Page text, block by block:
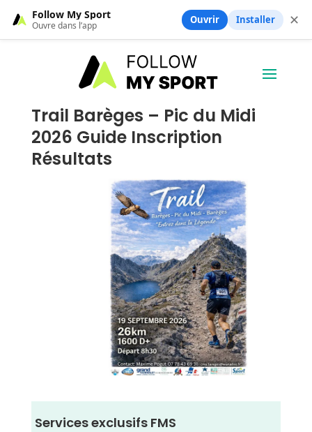
Trail Barèges – Pic du Midi
2026 Guide Inscription
Résultats
Services exclusifs FMS
Follow My Sport
Ouvre dans l’app Ouvrir Installer ✕